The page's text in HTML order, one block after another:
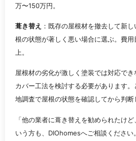
万〜150万円。
葺き替え ：既存の屋根材を撤去して新
根の状態が著しく悪い場合に選ぶ。費
上。
屋根材の劣化が激しく塗装では対応で
カバー工法を検討する必要があります
地調査で屋根の状態を確認してから判断
「他の業者に葺き替えを勧められたけ
いう方も、DIOhomesへご相談くださ